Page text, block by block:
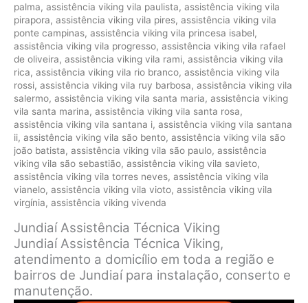
palma, assistência viking vila paulista, assistência viking vila
pirapora, assistência viking vila pires, assistência viking vila
ponte campinas, assistência viking vila princesa isabel,
assistência viking vila progresso, assistência viking vila rafael
de oliveira, assistência viking vila rami, assistência viking vila
rica, assistência viking vila rio branco, assistência viking vila
rossi, assistência viking vila ruy barbosa, assistência viking vila
salermo, assistência viking vila santa maria, assistência viking
vila santa marina, assistência viking vila santa rosa,
assistência viking vila santana i, assistência viking vila santana
ii, assistência viking vila são bento, assistência viking vila são
joão batista, assistência viking vila são paulo, assistência
viking vila são sebastião, assistência viking vila savieto,
assistência viking vila torres neves, assistência viking vila
vianelo, assistência viking vila vioto, assistência viking vila
virgínia, assistência viking vivenda
Jundiaí Assistência Técnica Viking
Jundiaí Assistência Técnica Viking,
atendimento a domicílio em toda a região e
bairros de Jundiaí para instalação, conserto e
manutenção.